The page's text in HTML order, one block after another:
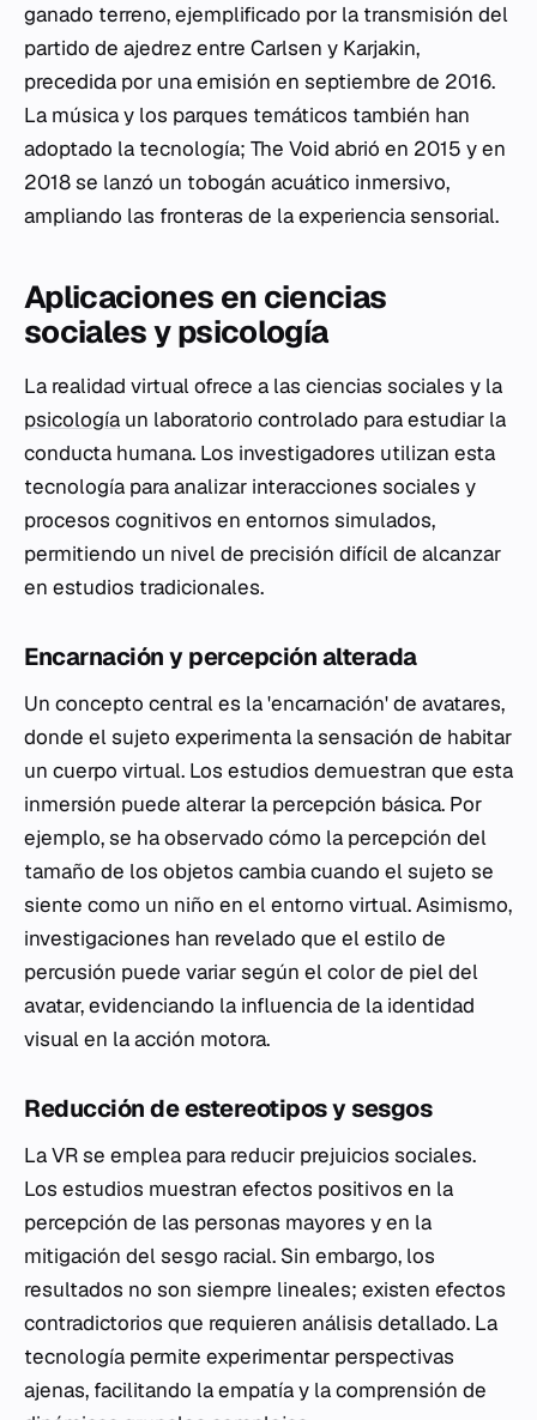
ganado terreno, ejemplificado por la transmisión del
partido de ajedrez entre Carlsen y Karjakin,
precedida por una emisión en septiembre de 2016.
La música y los parques temáticos también han
adoptado la tecnología; The Void abrió en 2015 y en
2018 se lanzó un tobogán acuático inmersivo,
ampliando las fronteras de la experiencia sensorial.
Aplicaciones en ciencias
sociales y psicología
La realidad virtual ofrece a las ciencias sociales y la
psicología un laboratorio controlado para estudiar la
conducta humana. Los investigadores utilizan esta
tecnología para analizar interacciones sociales y
procesos cognitivos en entornos simulados,
permitiendo un nivel de precisión difícil de alcanzar
en estudios tradicionales.
Encarnación y percepción alterada
Un concepto central es la 'encarnación' de avatares,
donde el sujeto experimenta la sensación de habitar
un cuerpo virtual. Los estudios demuestran que esta
inmersión puede alterar la percepción básica. Por
ejemplo, se ha observado cómo la percepción del
tamaño de los objetos cambia cuando el sujeto se
siente como un niño en el entorno virtual. Asimismo,
investigaciones han revelado que el estilo de
percusión puede variar según el color de piel del
avatar, evidenciando la influencia de la identidad
visual en la acción motora.
Reducción de estereotipos y sesgos
La VR se emplea para reducir prejuicios sociales.
Los estudios muestran efectos positivos en la
percepción de las personas mayores y en la
mitigación del sesgo racial. Sin embargo, los
resultados no son siempre lineales; existen efectos
contradictorios que requieren análisis detallado. La
tecnología permite experimentar perspectivas
ajenas, facilitando la empatía y la comprensión de